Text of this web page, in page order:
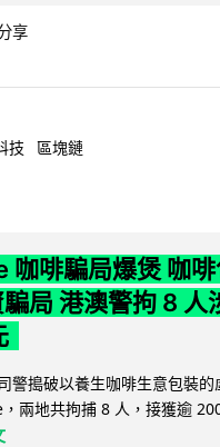
享
技 區塊鏈
咖啡騙局爆煲 咖
局 港澳警拘 8 人
警搗破以養生咖啡生意包裝的
兩地共拘捕 8 人，接獲逾